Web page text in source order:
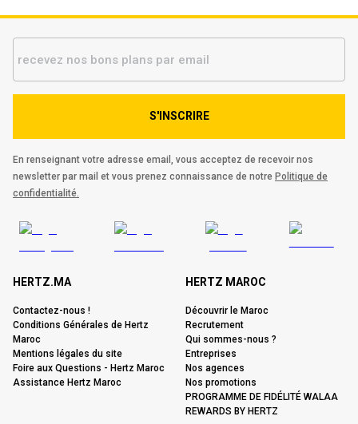
S'INSCRIRE
En renseignant votre adresse email, vous acceptez de recevoir nos
newsletter par mail et vous prenez connaissance de notre Politique de
confidentialité.
HERTZ.MA
Contactez-nous !
Conditions Générales de Hertz
Maroc
Mentions légales du site
Foire aux Questions - Hertz Maroc
Assistance Hertz Maroc
HERTZ MAROC
Découvrir le Maroc
Recrutement
Qui sommes-nous ?
Entreprises
Nos agences
Nos promotions
PROGRAMME DE FIDÉLITÉ WALAA
REWARDS BY HERTZ